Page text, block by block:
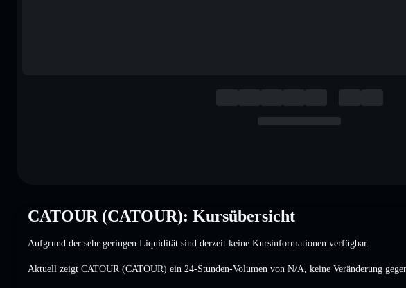
CATOUR (CATOUR): Kursübersicht
Aufgrund der sehr geringen Liquidität sind derzeit keine Kursinformationen verfügbar.
Aktuell zeigt CATOUR (CATOUR) ein 24-Stunden-Volumen von N/A keine Veränderung